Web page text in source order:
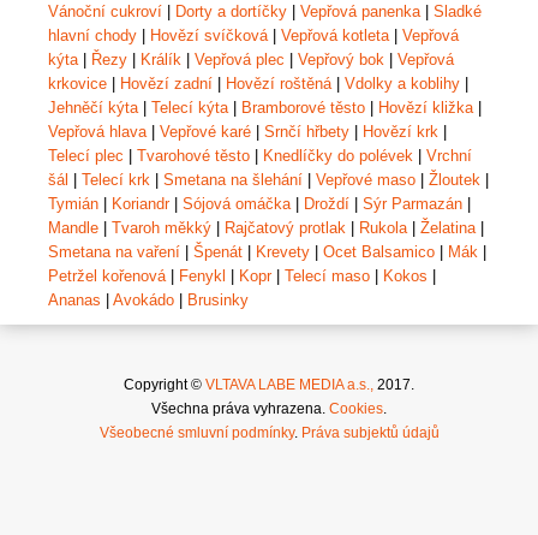
Vánoční cukroví | Dorty a dortíčky | Vepřová panenka | Sladké
hlavní chody | Hovězí svíčková | Vepřová kotleta | Vepřová
kýta | Řezy | Králík | Vepřová plec | Vepřový bok | Vepřová
krkovice | Hovězí zadní | Hovězí roštěná | Vdolky a koblihy |
Jehněčí kýta | Telecí kýta | Bramborové těsto | Hovězí kližka |
Vepřová hlava | Vepřové karé | Srnčí hřbety | Hovězí krk |
Telecí plec | Tvarohové těsto | Knedlíčky do polévek | Vrchní
šál | Telecí krk | Smetana na šlehání | Vepřové maso | Žloutek |
Tymián | Koriandr| Sójová omáčka | Droždí | Sýr Parmazán |
Mandle | Tvaroh měkký | Rajčatový protlak | Rukola | Želatina |
Smetana na vaření | Špenát | Krevety | Ocet Balsamico | Mák |
Petržel kořenová | Fenykl | Kopr| Telecí maso | Kokos |
Ananas | Avokádo | Brusinky
Copyright © VLTAVA LABE MEDIA a.s.,
2017.
Všechna práva vyhrazena. Cookies
Všeobecné smluvní podmínky. Práva subjektů údajů